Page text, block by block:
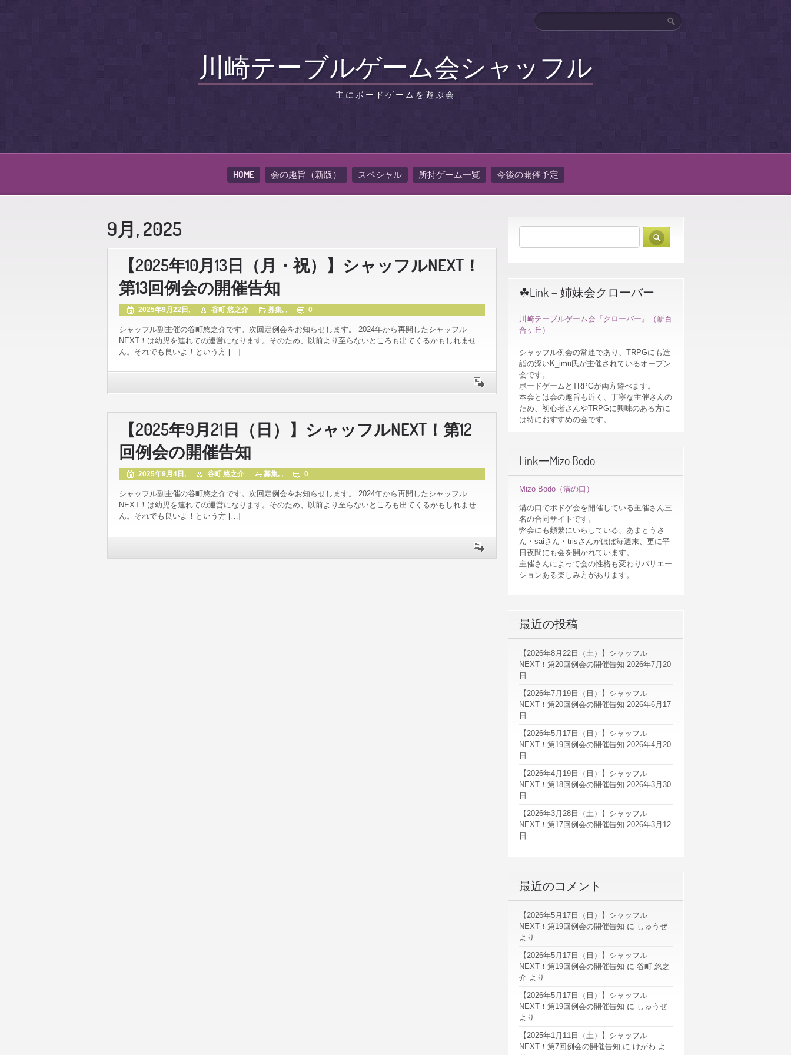
川崎テーブルゲーム会シャッフル
主にボードゲームを遊ぶ会
HOME 会の趣旨（新版） スペシャル 所持ゲーム一覧 今後の開催予定
9月, 2025
【2025年10月13日（月・祝）】シャッフルNEXT！
第13回例会の開催告知
2025年9月22日, 谷町 悠之介 募集, , 0
シャッフル副主催の谷町悠之介です。次回定例会をお知らせします。 2024年から再開したシャッフル
NEXT！は幼児を連れての運営になります。そのため、以前より至らないところも出てくるかもしれませ
ん。それでも良いよ！という方 […]
【2025年9月21日（日）】シャッフルNEXT！第12
回例会の開催告知
2025年9月4日, 谷町 悠之介 募集, , 0
シャッフル副主催の谷町悠之介です。次回定例会をお知らせします。 2024年から再開したシャッフル
NEXT！は幼児を連れての運営になります。そのため、以前より至らないところも出てくるかもしれませ
ん。それでも良いよ！という方 […]
☘Link－姉妹会クローバー
川崎テーブルゲーム会『クローバー』（新百
合ヶ丘）
シャッフル例会の常連であり、TRPGにも造
詣の深いK_imu氏が主催されているオープン
会です。
ボードゲームとTRPGが両方遊べます。
本会とは会の趣旨も近く、丁寧な主催さんの
ため、初心者さんやTRPGに興味のある方に
は特におすすめの会です。
LinkーMizo Bodo
Mizo Bodo（溝の口）
溝の口でボドゲ会を開催している主催さん三
名の合同サイトです。
弊会にも頻繁にいらしている、あまとうさ
ん・saiさん・trisさんがほぼ毎週末、更に平
日夜間にも会を開かれています。
主催さんによって会の性格も変わりバリエー
ションある楽しみ方があります。
最近の投稿
【2026年8月22日（土）】シャッフル
NEXT！第20回例会の開催告知 2026年7月20
日
【2026年7月19日（日）】シャッフル
NEXT！第20回例会の開催告知 2026年6月17
日
【2026年5月17日（日）】シャッフル
NEXT！第19回例会の開催告知 2026年4月20
日
【2026年4月19日（日）】シャッフル
NEXT！第18回例会の開催告知 2026年3月30
日
【2026年3月28日（土）】シャッフル
NEXT！第17回例会の開催告知 2026年3月12
日
最近のコメント
【2026年5月17日（日）】シャッフル
NEXT！第19回例会の開催告知 に しゅうぜ
より
【2026年5月17日（日）】シャッフル
NEXT！第19回例会の開催告知 に谷町 悠之
介 より
【2026年5月17日（日）】シャッフル
NEXT！第19回例会の開催告知 に しゅうぜ
より
【2025年1月11日（土）】シャッフル
NEXT！第7回例会の開催告知 に けがわ よ